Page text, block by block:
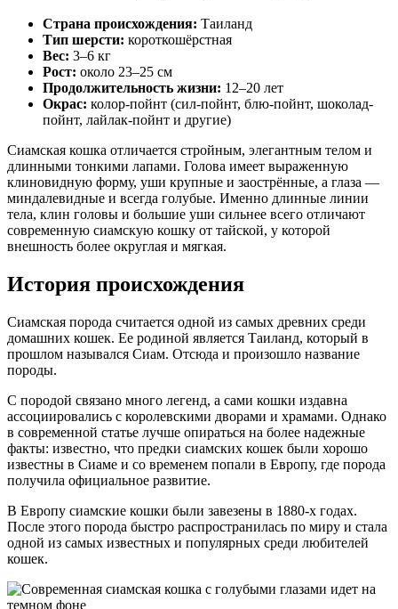
Страна происхождения: Таиланд
Тип шерсти: короткошёрстная
Вес: 3–6 кг
Рост: около 23–25 см
Продолжительность жизни: 12–20 лет
Окрас: колор-пойнт (сил-пойнт, блю-пойнт, шоколад-
пойнт, лайлак-пойнт и другие)
Сиамская кошка отличается стройным, элегантным телом и
длинными тонкими лапами. Голова имеет выраженную
клиновидную форму, уши крупные и заострённые, а глаза —
миндалевидные и всегда голубые. Именно длинные линии
тела, клин головы и большие уши сильнее всего отличают
современную сиамскую кошку от тайской, у которой
внешность более округлая и мягкая.
История происхождения
Сиамская порода считается одной из самых древних среди
домашних кошек. Ее родиной является Таиланд, который в
прошлом назывался Сиам. Отсюда и произошло название
породы.
С породой связано много легенд, а сами кошки издавна
ассоциировались с королевскими дворами и храмами. Однако
в современной статье лучше опираться на более надежные
факты: известно, что предки сиамских кошек были хорошо
известны в Сиаме и со временем попали в Европу, где порода
получила официальное развитие.
В Европу сиамские кошки были завезены в 1880-х годах.
После этого порода быстро распространилась по миру и стала
одной из самых известных и популярных среди любителей
кошек.